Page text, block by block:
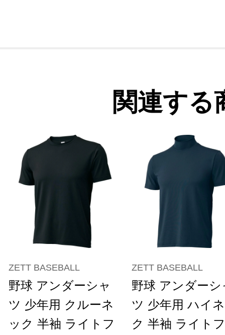
関連する
ZETT BASEBALL
野球 アンダーシャ
ツ 少年用 クルーネ
ック 半袖 ライトフ
ZETT BASEBALL
野球 アンダーシ
ツ 少年用 ハイ
ク 半袖 ライト